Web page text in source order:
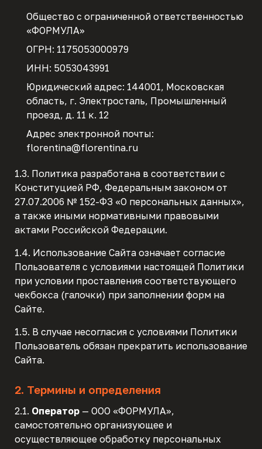
Общество с ограниченной ответственностью
«ФОРМУЛА»
ОГРН: 1175053000979
ИНН: 5053043991
Юридический адрес: 144001, Московская
область, г. Электросталь, Промышленный
проезд, д. 11 к. 12
Адрес электронной почты:
florentina@florentina.ru
1.3. Политика разработана в соответствии с
Конституцией РФ, Федеральным законом от
27.07.2006 № 152-ФЗ «О персональных данных»,
а также иными нормативными правовыми
актами Российской Федерации.
1.4. Использование Сайта означает согласие
Пользователя с условиями настоящей Политики
при условии проставления соответствующего
чекбокса (галочки) при заполнении форм на
Сайте.
1.5. В случае несогласия с условиями Политики
Пользователь обязан прекратить использование
Сайта.
2. Термины и определения
2.1. Оператор — ООО «ФОРМУЛА»,
самостоятельно организующее и
осуществляющее обработку персональных